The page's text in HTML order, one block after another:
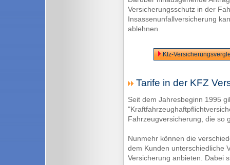
Versicherungsschutz in der
Insassenunfallversicherung
ablehnen.
Kfz-
Tarife in der KFZ
Seit dem Jahresbeginn 1995
Fahrzeugversicherung, die so
Nunmehr können die
dem Kunden unterschiedliche
Versicherung anbieten. Dabei